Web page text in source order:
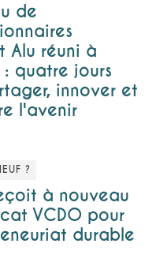
de
Alu réuni à
quatre jours
innover et
l'avenir
?
à nouveau
VCDO pour
durable